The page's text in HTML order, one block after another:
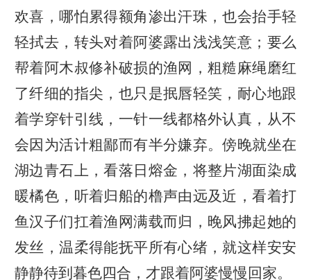
欢喜，哪怕累得额角渗出汗珠，也会抬手轻
轻拭去，转头对着阿婆露出浅浅笑意；要么
帮着阿木叔修补破损的渔网，粗糙麻绳磨红
了纤细的指尖，也只是抿唇轻笑，耐心地跟
着学穿针引线，一针一线都格外认真，从不
会因为活计粗鄙而有半分嫌弃。傍晚就坐在
湖边青石上，看落日熔金，将整片湖面染成
暖橘色，听着归船的橹声由远及近，看着打
鱼汉子们扛着渔网满载而归，晚风拂起她的
发丝，温柔得能抚平所有心绪，就这样安安
静静待到暮色四合，才跟着阿婆慢慢回家。